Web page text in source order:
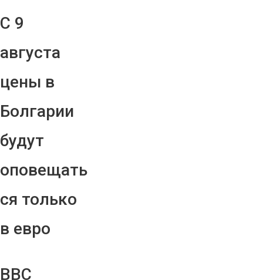
С 9
августа
цены в
Болгарии
будут
оповещать
ся только
в евро
ВВС